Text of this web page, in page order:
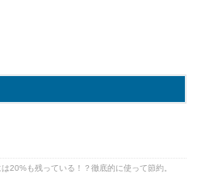
20%も残っている！？徹底的に使って節約。